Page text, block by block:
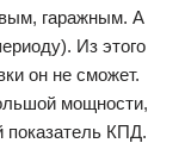
гаражным. А
Из этого
он не сможет.
мощности,
показатель КПД.